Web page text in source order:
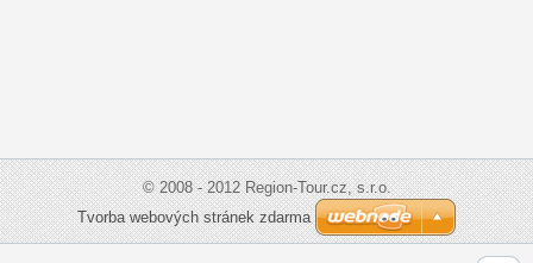
© 2008 - 2012 Region-Tour.cz, s.r.o.
Tvorba webových stránek zdarma